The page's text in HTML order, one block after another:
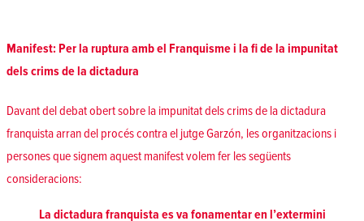
Manifest: Per la ruptura amb el Franquisme i la fi de la impunitat
dels crims de la dictadura
Davant del debat obert sobre la impunitat dels crims de la dictadura
franquista arran del procés contra el jutge Garzón, les organitzacions i
persones que signem aquest manifest volem fer les següents
consideracions:
La dictadura franquista es va fonamentar en l’extermini